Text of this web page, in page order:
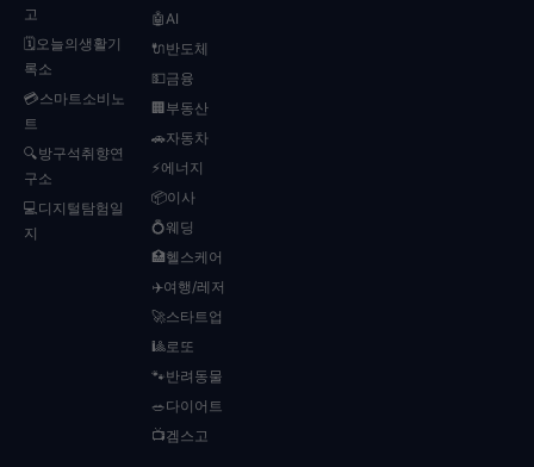
고
🗓️오늘의생활기
록소
💳스마트소비노
트
🔍방구석취향연
구소
💻디지털탐험일
지
🤖AI
🔌반도체
💵금융
🏢부동산
🚗자동차
⚡에너지
📦이사
💍웨딩
🏥헬스케어
✈️여행/레저
🚀스타트업
🎱로또
🐾반려동물
🥗다이어트
📺겜스고